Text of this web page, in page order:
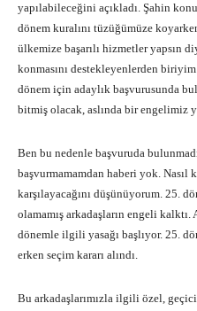
yapılabileceğini açıkladı. Şahin
dönem kuralını tüzüğümüze
ülkemize başarılı hizmetler yapsın
konmasını destekleyenlerden
dönem için adaylık başvurusunda
bitmiş olacak, aslında bir engelimiz
Ben bu nedenle başvuruda
başvurmamamdan haberi yok. Nasıl
karşılayacağını düşünüyorum. 25.
olamamış arkadaşların engeli kalktı.
dönemle ilgili yasağı başlıyor. 25.
erken seçim kararı alındı.
Bu arkadaşlarımızla ilgili özel,